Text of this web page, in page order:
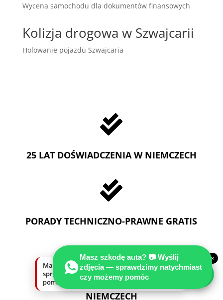
Wycena samochodu dla dokumentów finansowych
Kolizja drogowa w Szwajcarii
Holowanie pojazdu Szwajcaria

25 LAT DOŚWIADCZENIA W NIEMCZECH

PORADY TECHNICZNO-PRAWNE GRATIS

DZIAŁAMY NA TERENIE CAŁYCH
NIEMCZECH
Masz szkodę auta? 📷 Wyślij
zdjęcia — sprawdzimy natychmiast
czy możemy pomóc
×
Masz szkodę auta? Wyślij zdjęcia —
sprawdzimy natychmiast, czy możemy
pomóc.